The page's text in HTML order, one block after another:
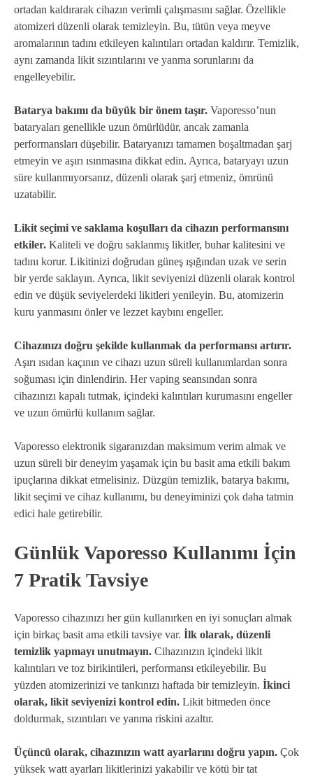
ortadan kaldırarak cihazın verimli çalışmasını sağlar. Özellikle
atomizeri düzenli olarak temizleyin. Bu, tütün veya meyve
aromalarının tadını etkileyen kalıntıları ortadan kaldırır. Temizlik,
aynı zamanda likit sızıntılarını ve yanma sorunlarını da
engelleyebilir.
Batarya bakımı da büyük bir önem taşır. Vaporesso’nun
bataryaları genellikle uzun ömürlüdür, ancak zamanla
performansları düşebilir. Bataryanızı tamamen boşaltmadan şarj
etmeyin ve aşırı ısınmasına dikkat edin. Ayrıca, bataryayı uzun
süre kullanmıyorsanız, düzenli olarak şarj etmeniz, ömrünü
uzatabilir.
Likit seçimi ve saklama koşulları da cihazın performansını
etkiler. Kaliteli ve doğru saklanmış likitler, buhar kalitesini ve
tadını korur. Likitinizi doğrudan güneş ışığından uzak ve serin
bir yerde saklayın. Ayrıca, likit seviyenizi düzenli olarak kontrol
edin ve düşük seviyelerdeki likitleri yenileyin. Bu, atomizerin
kuru yanmasını önler ve lezzet kaybını engeller.
Cihazınızı doğru şekilde kullanmak da performansı artırır.
Aşırı ısıdan kaçının ve cihazı uzun süreli kullanımlardan sonra
soğuması için dinlendirin. Her vaping seansından sonra
cihazınızı kapalı tutmak, içindeki kalıntıları kurumasını engeller
ve uzun ömürlü kullanım sağlar.
Vaporesso elektronik sigaranızdan maksimum verim almak ve
uzun süreli bir deneyim yaşamak için bu basit ama etkili bakım
ipuçlarına dikkat etmelisiniz. Düzgün temizlik, batarya bakımı,
likit seçimi ve cihaz kullanımı, bu deneyiminizi çok daha tatmin
edici hale getirebilir.
Günlük Vaporesso Kullanımı İçin
7 Pratik Tavsiye
Vaporesso cihazınızı her gün kullanırken en iyi sonuçları almak
için birkaç basit ama etkili tavsiye var. İlk olarak, düzenli
temizlik yapmayı unutmayın. Cihazınızın içindeki likit
kalıntıları ve toz birikintileri, performansı etkileyebilir. Bu
yüzden atomizerinizi ve tankınızı haftada bir temizleyin. İkinci
olarak, likit seviyenizi kontrol edin. Likit bitmeden önce
doldurmak, sızıntıları ve yanma riskini azaltır.
Üçüncü olarak, cihazınızın watt ayarlarını doğru yapın. Çok
yüksek watt ayarları likitlerinizi yakabilir ve kötü bir tat